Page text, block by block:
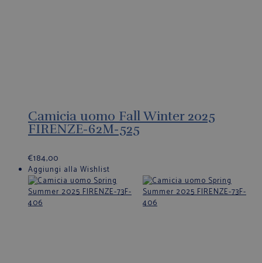
Camicia uomo Fall Winter 2025
FIRENZE-62M-525
€184,00
Aggiungi alla Wishlist